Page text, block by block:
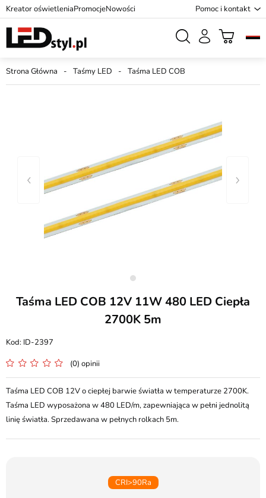
Kreator oświetleniaPromocjeNowości Pomoc i kontakt
Strona Główna Taśmy LED Taśma LED COB
Taśma LED COB 12V 11W 480 LED Ciepła
2700K 5m
ID-2397
(0) opinii
Taśma LED COB 12V o ciepłej barwie światła w temperaturze 2700K.
Taśma LED wyposażona w 480 LED/m, zapewniająca w pełni jednolitą
linię światła. Sprzedawana w pełnych rolkach 5m.
CRI>90Ra